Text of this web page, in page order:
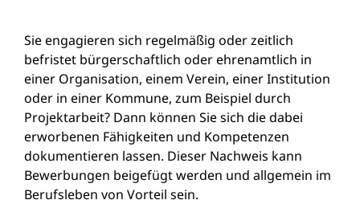
Sie engagieren sich regelmäßig oder zeitlich
befristet bürgerschaftlich oder ehrenamtlich in
einer Organisation, einem Verein, einer Institution
oder in einer Kommune, zum Beispiel durch
Projektarbeit? Dann können Sie sich die dabei
erworbenen Fähigkeiten und Kompetenzen
dokumentieren lassen. Dieser Nachweis kann
Bewerbungen beigefügt werden und allgemein im
Berufsleben von Vorteil sein.